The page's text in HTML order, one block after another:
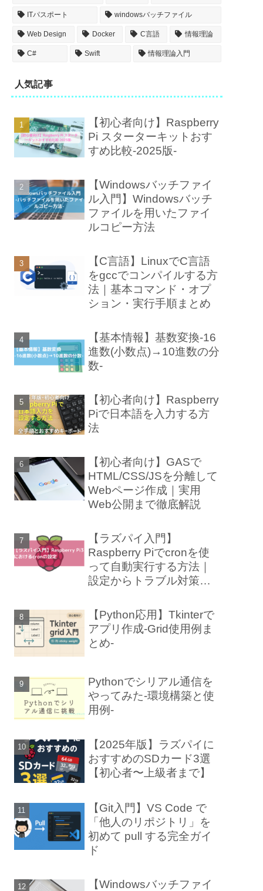
ITパスポート windowsバッチファイル
Web Design Docker C言語 情報理論
C# Swift 情報理論入門
人気記事
【初心者向け】Raspberry
Pi スターターキットおす
すめ比較-2025版-
【Windowsバッチファイ
ル入門】Windowsバッチ
ファイルを用いたファイ
ルコピー方法
【C言語】LinuxでC言語
をgccでコンパイルする方
法｜基本コマンド・オプ
ション・実行手順まとめ
【基本情報】基数変換-16
進数(小数点)→10進数の分
数-
【初心者向け】Raspberry
Piで日本語を入力する方
法
【初心者向け】GASで
HTML/CSS/JSを分離して
Webページ作成｜実用
Web公開まで徹底解説
【ラズパイ入門】
Raspberry Piでcronを使
って自動実行する方法｜
設定からトラブル対策ま
【Python応用】Tkinterで
アプリ作成-Grid使用例ま
とめ-
Pythonでシリアル通信を
やってみた-環境構築と使
用例-
【2025年版】ラズパイに
おすすめのSDカード3選
【初心者〜上級者まで】
【Git入門】VS Code で
「他人のリポジトリ」を
初めて pull する完全ガイ
ド
【Windowsバッチファイ